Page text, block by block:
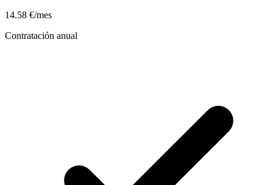
14.58 €/mes
Contratación anual